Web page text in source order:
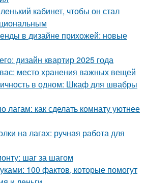
кабинет, чтобы он стал
в дизайне прихожей: новые
дизайн квартир 2025 года
место хранения важных вещей
в одном: Шкаф для швабры
лагам: как сделать комнату уютнее
на лагах: ручная работа для
шаг за шагом
100 фактов, которые помогут